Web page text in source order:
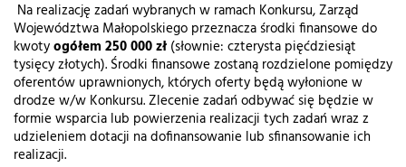
Na realizację zadań wybranych w ramach Konkursu, Zarząd
Województwa Małopolskiego przeznacza środki finansowe do
kwotyogółem 250 000 zł (słownie: czterysta pięćdziesiąt
tysięcy złotych). Środki finansowe zostaną rozdzielone pomiędzy
oferentów uprawnionych, których oferty będą wyłonione w
drodze w/w Konkursu. Zlecenie zadań odbywać się będzie w
formie wsparcia lub powierzenia realizacji tych zadań wraz z
udzieleniem dotacji na dofinansowanie lub sfinansowanie ich
realizacji.